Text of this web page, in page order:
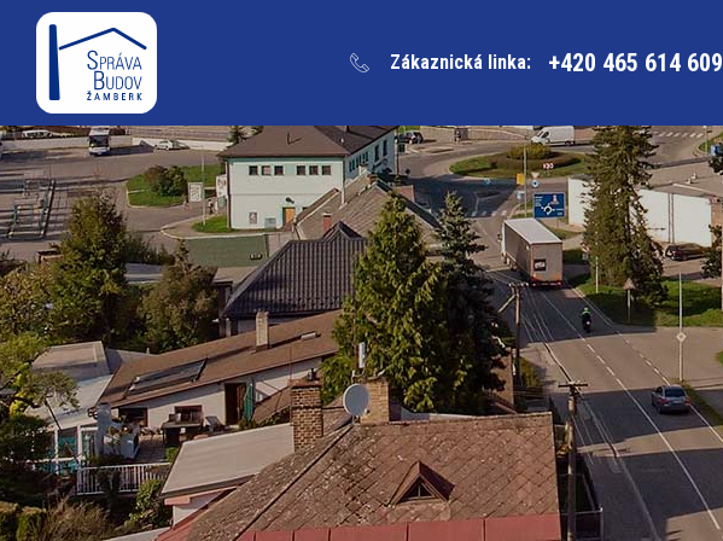
Zákaznická linka: +420 465 614 609